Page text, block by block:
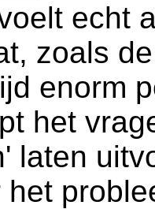
echt
zoals
enorm
het
laten